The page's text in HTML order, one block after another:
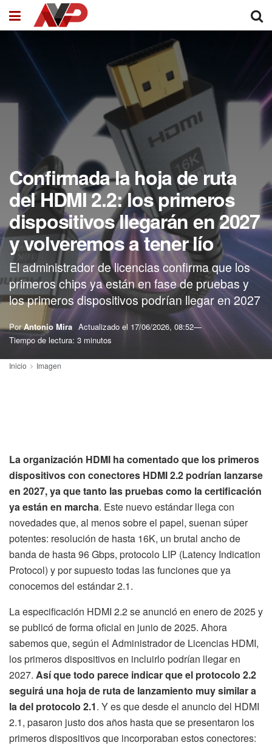
Confirmada la hoja de ruta
del HDMI 2.2: los primeros
dispositivos llegarán en 2027
y volveremos a tener lío
El administrador de licencias confirma que los
primeros chips ya están en fase de pruebas y
los primeros dispositivos podrían llegar en 2027
Por Antonio Mira Actualizado el 17/06/2026, 08:52
Tiempo de lectura: 3 minutos
Inicio Imagen
La organización HDMI ha comentado que los primeros
dispositivos con conectores HDMI 2.2 podrían lanzarse
en 2027, ya que tanto las pruebas como la certificación
ya están en marcha. Este nuevo estándar llega con
novedades que, al menos sobre el papel, suenan súper
potentes: resolución de hasta 16K, un brutal ancho de
banda de hasta 96 Gbps, protocolo LIP (Latency Indication
Protocol) y por supuesto todas las funciones que ya
conocemos del estándar 2.1.
La especificación HDMI 2.2 se anunció en enero de 2025 y
se publicó de forma oficial en junio de 2025. Ahora
sabemos que, según el Administrador de Licencias HDMI,
los primeros dispositivos en incluirlo podrían llegar en
2027. Así que todo parece indicar que el protocolo 2.2
seguirá una hoja de ruta de lanzamiento muy similar a
la del protocolo 2.1. Y es que desde el anuncio del HDMI
2.1, pasaron justo dos años hasta que se presentaron los
primeros dispositivos que incorporaban estos conectores: